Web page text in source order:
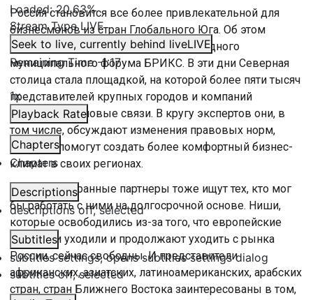
Loaded:20.63%
Stream TypeLIVE
Seek to live, currently behind liveLIVE
Remaining Time-1:17
1x
Playback Rate
Chapters
Chapters
Descriptions
descriptions off, selected
Subtitles
subtitles settings, opens subtitles settings dialog
subtitles off, selected
Россия становится все более привлекательной для
бизнесменов из стран Глобального Юга. Об этом
заявили на открытии 7-го Международного
муниципального форума БРИКС. В эти дни Северная
столица стала площадкой, на которой более пяти тысяч
представителей крупных городов и компаний
укрепляют деловые связи. В кругу экспертов они, в
том числе, обсуждают изменения правовых норм,
которые помогут создать более комфортный бизнес-
климат в своих регионах.
«Наши иностранные партнеры тоже ищут тех, кто мог
бы работать с ними на долгосрочной основе. Ниши,
которые освободились из-за того, что европейские
компании уходили и продолжают уходить с рынка
России, сейчас свободны. И представители
африканских, азиатских, латиноамериканских, арабских
стран, стран Ближнего Востока заинтересованы в том,